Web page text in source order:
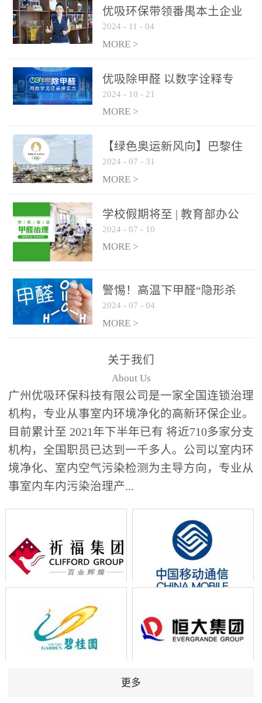
优吸环保带领番禺本​土企业
勇敢破局向“新”
2024 - 11 - 04
MORE >
优吸除甲醛 以数字诠释专
业，尽显除醛品牌实力！
2024 - 10 - 21
MORE >
【绿色奥运新风向】巴黎住
宿风波：优吸环保共建健康
绿色家居
2024 - 07 - 31
MORE >
学校假期将至 | 教育部办公
厅关于加强学校新建校舍室
内空气质量管理通知
2024 - 07 - 10
MORE >
警惕！高温下甲醛“隐形杀
手”来袭，你的家安全吗？
2024 - 07 - 04
MORE >
关于我们
About Us
广州优吸环保科技有限公司是一家全国连锁治理
机构，专业从事室内环境净化的高新环保企业。
目前累计至 2021年下半年已有 将近710多家分支
机构，全国职员已达到一千多人。公司以室内环
境净化、室内空气污染检测为主导方向，专业从
事室内车内污染治理产...
更多